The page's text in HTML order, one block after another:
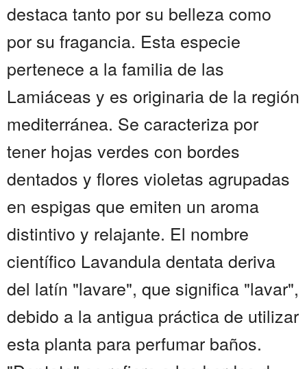
destaca tanto por su belleza como
por su fragancia. Esta especie
pertenece a la familia de las
Lamiáceas y es originaria de la región
mediterránea. Se caracteriza por
tener hojas verdes con bordes
dentados y flores violetas agrupadas
en espigas que emiten un aroma
distintivo y relajante. El nombre
científico Lavandula dentata deriva
del latín "lavare", que significa "lavar",
debido a la antigua práctica de utilizar
esta planta para perfumar baños.